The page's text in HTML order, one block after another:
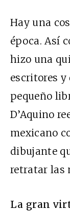
Hay una
época. Así
hizo una
escritores y
pequeño
D’Aquino
mexicano
dibujante
retratar las
La gran